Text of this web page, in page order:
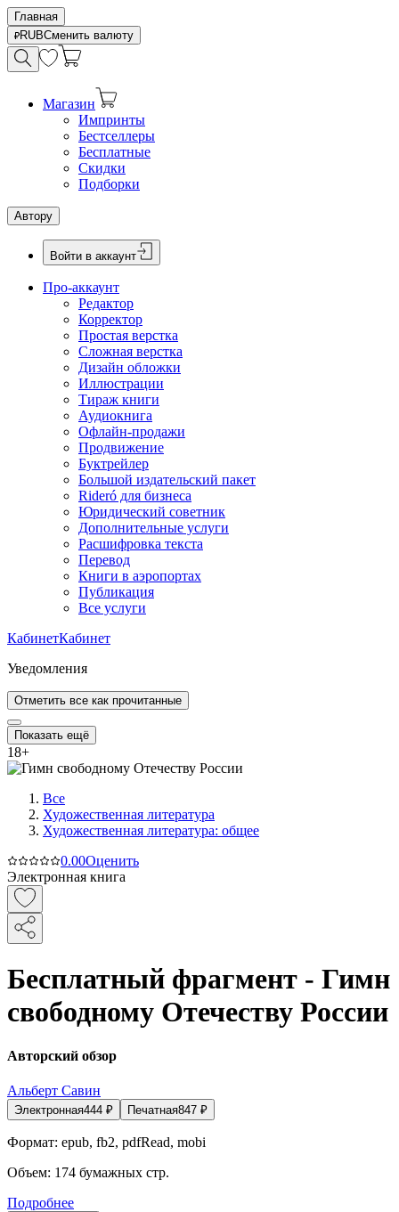
Главная
RUBСменить валюту
Магазин
Импринты
Бестселлеры
Бесплатные
Скидки
Подборки
Автору
Войти в аккаунт
Про-аккаунт
Редактор
Корректор
Простая верстка
Сложная верстка
Дизайн обложки
Иллюстрации
Тираж книги
Аудиокнига
Офлайн-продажи
Продвижение
Буктрейлер
Большой издательский пакет
Rideró для бизнеса
Юридический советник
Дополнительные услуги
Расшифровка текста
Перевод
Книги в аэропортах
Публикация
Все услуги
КабинетКабинет
Уведомления
Отметить все как прочитанные
Показать ещё
18+
Все
Художественная литература
Художественная литература: общее
0.00Оценить
Электронная книга
Бесплатный фрагмент - Гимн
свободному Отечеству России
Авторский обзор
Альберт Савин
Электронная444 ₽ Печатная847 ₽
Формат: epub, fb2, pdfRead, mobi
Объем: 174 бумажных стр.
Подробнее